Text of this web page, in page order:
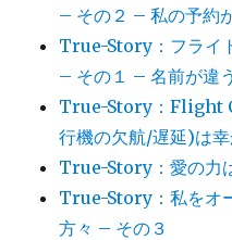
– その２ – 私の予約
True-Story：フライ
– その１ – 名前が違
True-Story：Flight
行機の欠航/遅延)は幸
True-Story：愛の力
True-Story：私をオ
方々 – その３